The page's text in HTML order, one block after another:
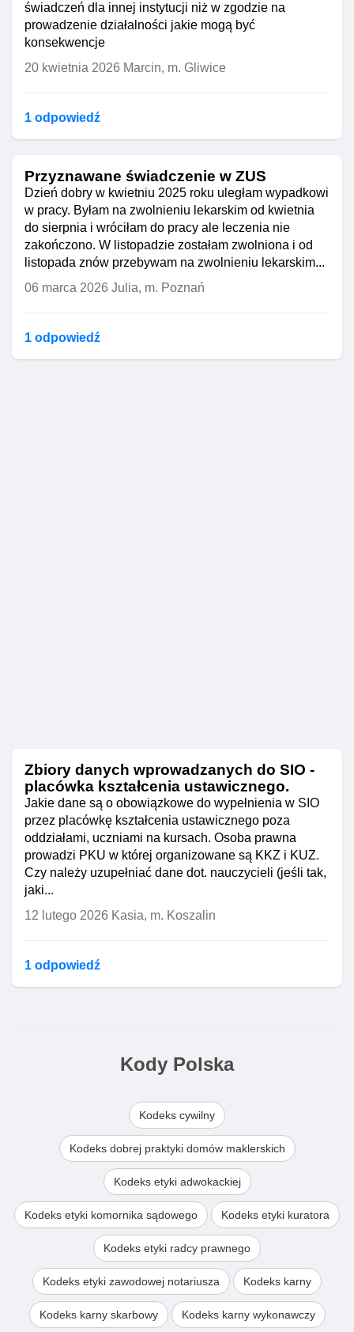
świadczeń dla innej instytucji niż w zgodzie na
prowadzenie działalności jakie mogą być
konsekwencje
20 kwietnia 2026 Marcin, m. Gliwice
1 odpowiedź
Przyznawane świadczenie w ZUS
Dzień dobry w kwietniu 2025 roku uległam wypadkowi
w pracy. Byłam na zwolnieniu lekarskim od kwietnia
do sierpnia i wróciłam do pracy ale leczenia nie
zakończono. W listopadzie zostałam zwolniona i od
listopada znów przebywam na zwolnieniu lekarskim...
06 marca 2026 Julia, m. Poznań
1 odpowiedź
Zbiory danych wprowadzanych do SIO -
placówka kształcenia ustawicznego.
Jakie dane są o obowiązkowe do wypełnienia w SIO
przez placówkę kształcenia ustawicznego poza
oddziałami, uczniami na kursach. Osoba prawna
prowadzi PKU w której organizowane są KKZ i KUZ.
Czy należy uzupełniać dane dot. nauczycieli (jeśli tak,
jaki...
12 lutego 2026 Kasia, m. Koszalin
1 odpowiedź
Kody Polska
Kodeks cywilny
Kodeks dobrej praktyki domów maklerskich
Kodeks etyki adwokackiej
Kodeks etyki komornika sądowego Kodeks etyki kuratora
Kodeks etyki radcy prawnego
Kodeks etyki zawodowej notariusza Kodeks karny
Kodeks karny skarbowy Kodeks karny wykonawczy